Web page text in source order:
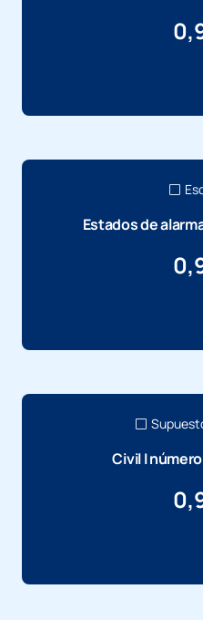
Estados de
Civil I